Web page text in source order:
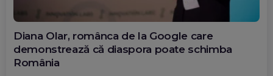
Diana Olar, românca de la Google care
demonstrează că diaspora poate schimba
România